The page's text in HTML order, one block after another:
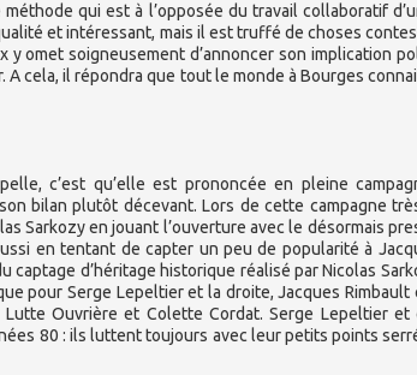
qui est à l’opposée du travail collaboratif
et intéressant, mais il est truffé de choses
y omet soigneusement d’annoncer son implication
cela, il répondra que tout le monde à Bourges
c’est qu’elle est prononcée en pleine
bilan plutôt décevant. Lors de cette campagne
Sarkozy en jouant l’ouverture avec le désormais
en tentant de capter un peu de popularité à
captage d’héritage historique réalisé par Nicolas
pour Serge Lepeltier et la droite, Jacques
Lutte Ouvrière et Colette Cordat. Serge Lepeltier
80 : ils luttent toujours avec leur petits points